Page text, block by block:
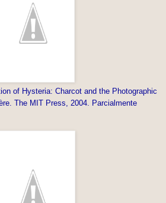
of Hysteria: Charcot and the Photographic
The MIT Press, 2004. Parcialmente